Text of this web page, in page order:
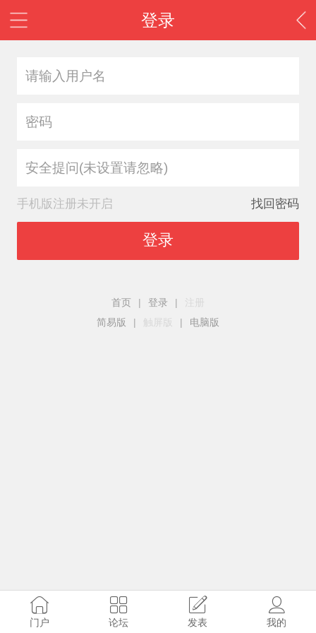
登录
安全提问(未设置请忽略)
手机版注册未开启 找回密码
登录
首页 | 登录 |
注册
简易版
| 触屏版 | 电脑版
门户 论坛 发表 我的